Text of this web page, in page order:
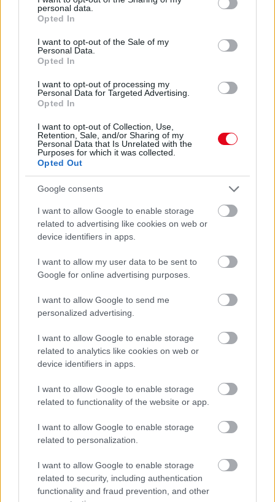
grant or deny consent to Google and its third-party tags to
use your data for below specified purposes in below Google
consent section.
personal data.
Opted In
I want to opt-out of the Sale of my
Personal Data.
Opted In
I want to opt-out of processing my
Personal Data for Targeted Advertising.
Opted In
I want to opt-out of Collection, Use,
Retention, Sale, and/or Sharing of my
Personal Data that Is Unrelated with the
Purposes for which it was collected.
Opted Out
Google consents
I want to allow Google to enable storage
related to advertising like cookies on web or
device identifiers in apps.
I want to allow my user data to be sent to
Google for online advertising purposes.
I want to allow Google to send me
personalized advertising.
I want to allow Google to enable storage
related to analytics like cookies on web or
device identifiers in apps.
I want to allow Google to enable storage
related to functionality of the website or app.
I want to allow Google to enable storage
related to personalization.
I want to allow Google to enable storage
related to security, including authentication
functionality and fraud prevention, and other
A MEGOLDÁS, MINT GONDOLNÁD
08. 04.
NEM ECETTEL ÉS NEM SZÓDABIKARBÓNÁVAL:
EZZEL LESZ ÚJRA CSILLOGÓ A VÍZKÖVES CSAP
A legjobb trükk
08. 03.
HA MINDIG EZT A MONDATOT HASZNÁLOD, AZ
RENDKÍVÜL MAGAS ÉRZELMI INTELLIGENCIÁRA UTALHAT
Te szoktad?
08. 02.
SOKAN ROSSZUL TÁROLJÁK A GYÓGYSZEREIKET –
EMIATT CSÖKKENHET A HATÁSUK
Érdemes odafigyelni rá
08. 01.
EGYRE TÖBB FIATALNÁL JELENTKEZIK EZ A
VITAMINHIÁNY – ILYEN JELEKRE FIGYELJ
Erre figyelj!
24 ÓRA TOVÁBBI HÍREI
24 óra